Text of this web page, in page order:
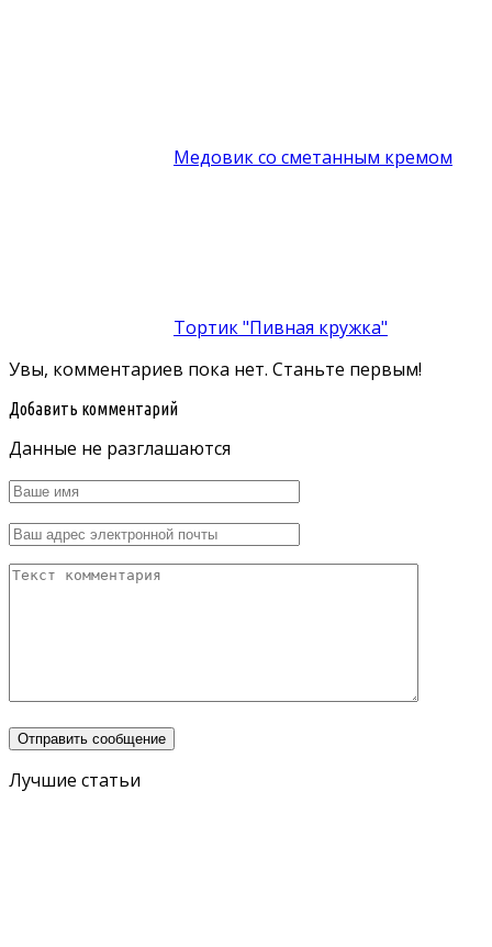
Медовик со сметанным кремом
Тортик "Пивная кружка"
Увы, комментариев пока нет. Станьте первым!
Добавить комментарий
Данные не разглашаются
Лучшие статьи